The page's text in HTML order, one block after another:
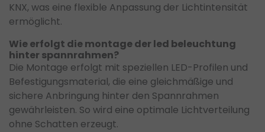
KNX, was eine flexible Anpassung der Lichtintensität
ermöglicht.
Wie erfolgt die montage der led beleuchtung
hinter spannrahmen?
Die Montage erfolgt mit speziellen LED-Profilen und
Befestigungsmaterial, die eine gleichmäßige und
sichere Anbringung hinter den Spannrahmen
gewährleisten. So wird eine optimale Lichtverteilung
ohne Schatten erzeugt.